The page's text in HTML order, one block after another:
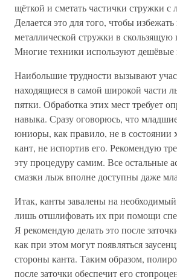
щёткой и сметать частички стружки с
Делается это для того, чтобы
металлической стружки в скользящую
Многие техники используют дешёвые
Наибольшие трудности вызывают
находящиеся в самой широкой части
пятки. Обработка этих мест требует
навыка. Сразу оговорюсь, что
юниоры, как правило, не в состоянии
кант, не испортив его. Рекомендую
эту процедуру самим. Все остальные
смазки лыж вполне доступны даже
Итак, канты завалены на необходимый
лишь отшлифовать их при помощи
Я рекомендую делать это после
как при этом могут появляться
стороны канта. Таким образом,
после заточки обеспечит его